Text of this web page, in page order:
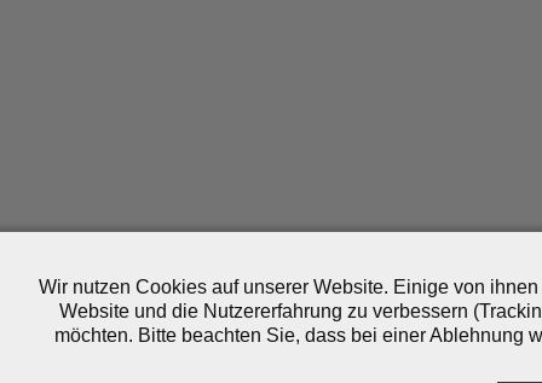
Wir nutzen Cookies auf unserer Website. Einige von
Website und die Nutzererfahrung zu verbessern
möchten. Bitte beachten Sie, dass bei einer Ablehnung